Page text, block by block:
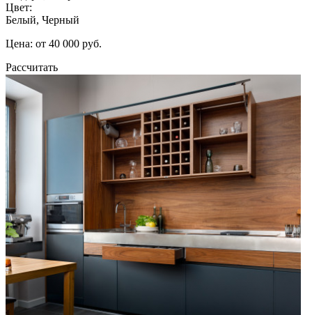
Цвет:
Белый, Черный
Цена: от 40 000 руб.
Рассчитать